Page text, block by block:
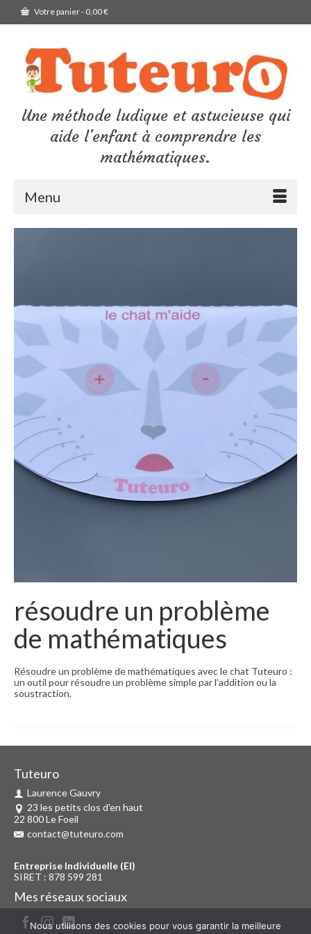
Votre panier- 0,00€
Une méthode ludique et astucieuse qui
aide l'enfant à comprendre les
mathématiques.
Menu
résoudre un problème
de mathématiques
Résoudre un problème de mathématiques avec le chat Tuteuro :
un outil pour résoudre un problème simple par l’addition ou la
soustraction.
Tuteuro
Laurence Gauvry
23 les petits clos d'en haut
22 800 Le Foeil
contact@tuteuro.com
Entreprise Individuelle (EI)
SIRET : 878 599 281
Mes réseaux sociaux
Nous utilisons des cookies pour vous garantir la meilleure